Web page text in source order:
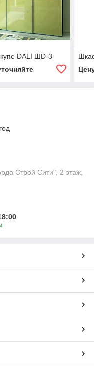
DALI ШD-3
Строй Сити", 2 этаж,